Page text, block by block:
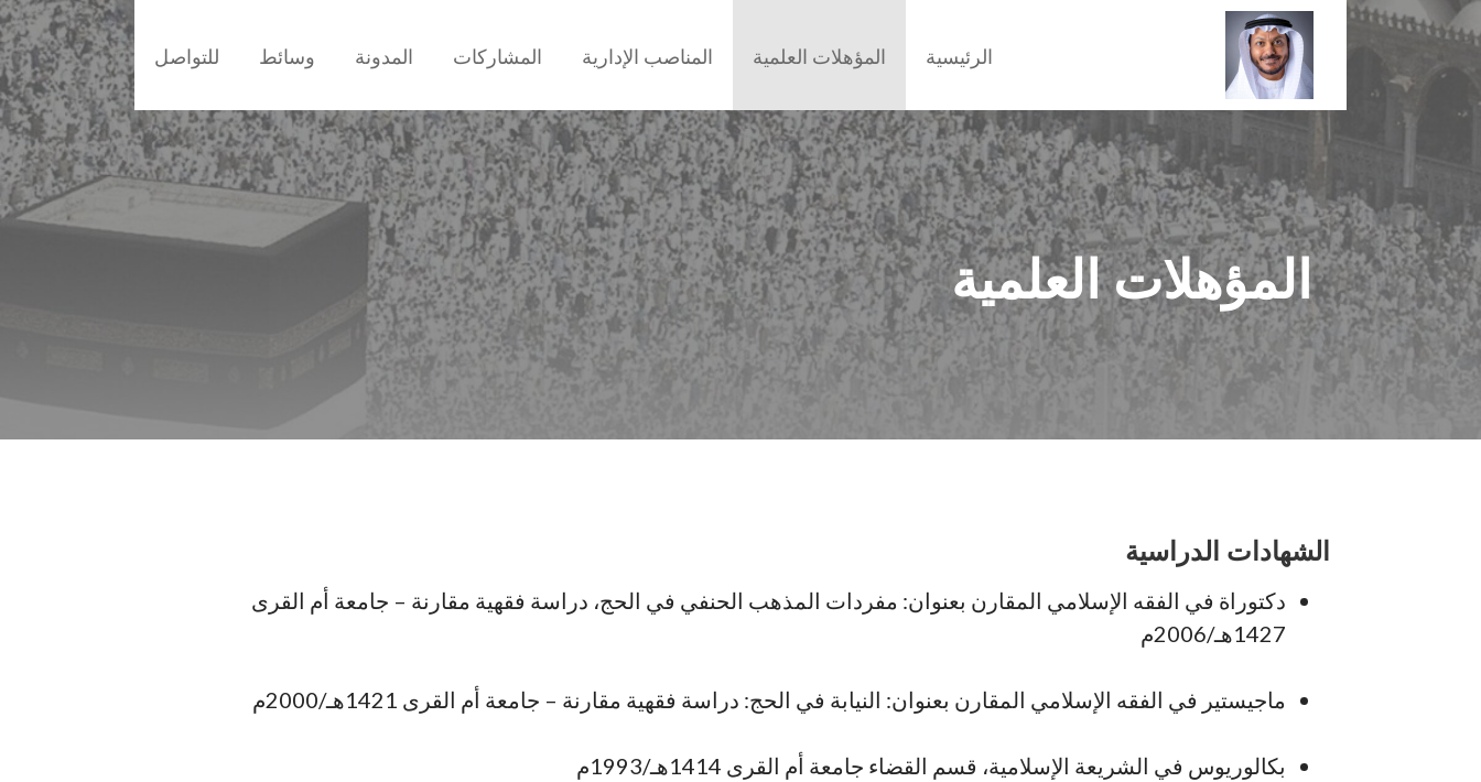
Skip
to
content
دكتور باسم بن عمر قاضي
الرئيسية المؤهلات العلمية المناصب الإدارية المشاركات المدونة وسائط للتواصل
المؤهلات العلمية
الشهادات الدراسية
دكتوراة في الفقه الإسلامي المقارن بعنوان: مفردات المذهب الحنفي في الحج، دراسة فقهية مقارنة – جامعة أم القرى
1427هـ/2006م
ماجيستير في الفقه الإسلامي المقارن بعنوان: النيابة في الحج: دراسة فقهية مقارنة – جامعة أم القرى 1421هـ/2000م
بكالوريوس في الشريعة الإسلامية، قسم القضاء جامعة أم القرى 1414هـ/1993م